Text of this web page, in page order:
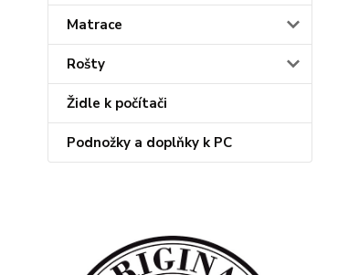
Matrace
Rošty
Židle k počítači
Podnožky a doplňky k PC